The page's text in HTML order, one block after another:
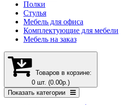
Полки
Стулья
Мебель для офиса
Комплектующие для мебели
Мебель на заказ
Товаров в корзине:
0 шт. (0.00р.)
Показать категории